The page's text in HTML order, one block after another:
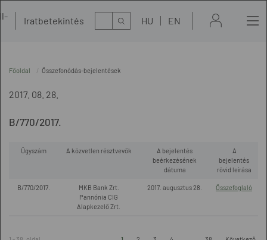
Iratbetekintés Kereső HU EN
Főoldal Összefonódás-bejelentések
2017. 08. 28.
B/770/2017.
Ügyszám A közvetlen résztvevők
A bejelentés
beérkezésének
dátuma
A
bejelentés
rövid leírása
B/770/2017.
MKB Bank Zrt.
Pannónia CIG
Alapkezelő Zrt.
2017. augusztus 28. Összefoglaló